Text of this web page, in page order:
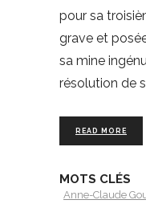
pour sa
grave et
sa mine
résolution de
READ MORE
MOTS CLÉS
Anne-Claude